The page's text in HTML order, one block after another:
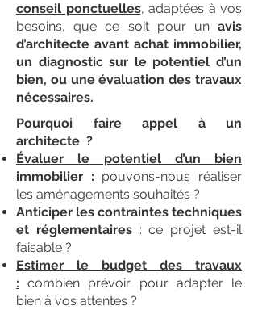
conseil ponctuelles, adaptées à vos
besoins, que ce soit pour un avis
d’architecte avant achat immobilier,
un diagnostic sur le potentiel d’un
bien, ou une évaluation des travaux
nécessaires.
Pourquoi faire appel à un
architecte ?
Évaluer le potentiel d’un bien
immobilier : pouvons-nous réaliser
les aménagements souhaités ?
Anticiper les contraintes techniques
et réglementaires: ce projet est-il
faisable ?
Estimer le budget des travaux
: combien prévoir pour adapter le
bien à vos attentes ?